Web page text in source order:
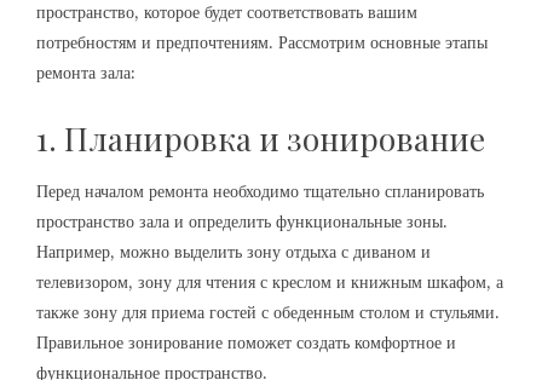
пространство, которое будет соответствовать вашим
потребностям и предпочтениям. Рассмотрим основные этапы
ремонта зала:
1. Планировка и зонирование
Перед началом ремонта необходимо тщательно спланировать
пространство зала и определить функциональные зоны.
Например, можно выделить зону отдыха с диваном и
телевизором, зону для чтения с креслом и книжным шкафом, а
также зону для приема гостей с обеденным столом и стульями.
Правильное зонирование поможет создать комфортное и
функциональное пространство.